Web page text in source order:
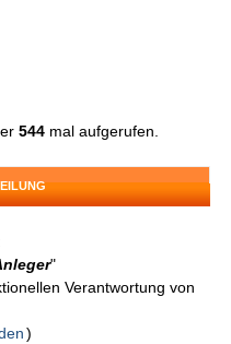
544 mal aufgerufen.
"
Verantwortung von
)